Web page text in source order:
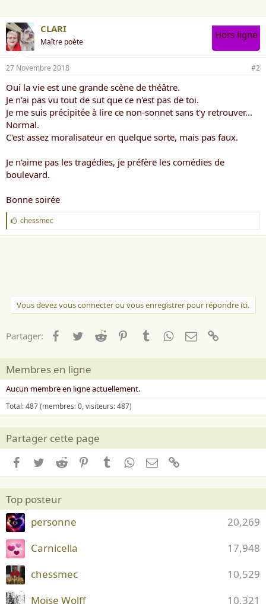
CLARI
Maître poète
Hors ligne
27 Novembre 2018 #2
Oui la vie est une grande scène de théâtre.
Je n'ai pas vu tout de sut que ce n'est pas de toi.
Je me suis précipitée à lire ce non-sonnet sans t'y retrouver...
Normal.
C'est assez moralisateur en quelque sorte, mais pas faux.
Je n'aime pas les tragédies, je préfère les comédies de
boulevard.
Bonne soirée
J
'
a
chessmec
Vous devez vous connecter ou vous enregistrer pour répondre ici.
Partager: Facebook
TwitterReddit PinterestTumblrWhatsApp
Email
Membres en ligne
Aucun membre en ligne actuellement.
Total: 487 (membres: 0, visiteurs: 487)
Partager cette page
Facebook
TwitterReddit PinterestTumblrWhatsApp
Email
Top posteur
20,269
personne
17,948
Carnicella
10,529
chessmec
10,321
Moïse Wolff